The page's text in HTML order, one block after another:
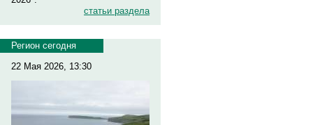
статьи раздела
Регион сегодня
22 Мая 2026, 13:30